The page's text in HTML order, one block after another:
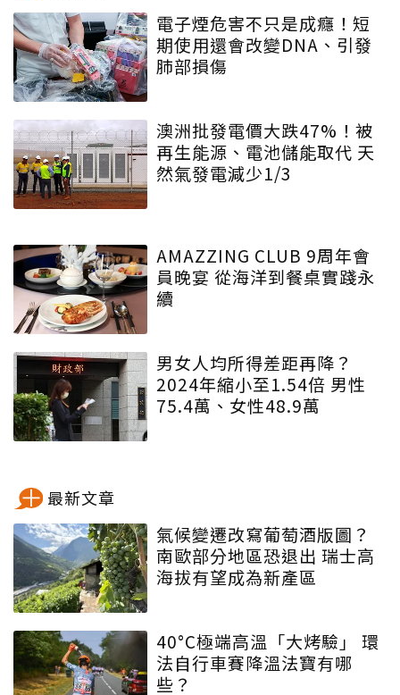
電子煙危害不只是成癮！短
期使用還會改變DNA、引發
肺部損傷
澳洲批發電價大跌47%！被
再生能源、電池儲能取代 天
然氣發電減少1/3
AMAZZING CLUB 9周年會
員晚宴 從海洋到餐桌實踐永
續
男女人均所得差距再降？
2024年縮小至1.54倍 男性
75.4萬、女性48.9萬
最新文章
氣候變遷改寫葡萄酒版圖？
南歐部分地區恐退出 瑞士高
海拔有望成為新產區
40°C極端高溫「大烤驗」 環
法自行車賽降溫法寶有哪
些？